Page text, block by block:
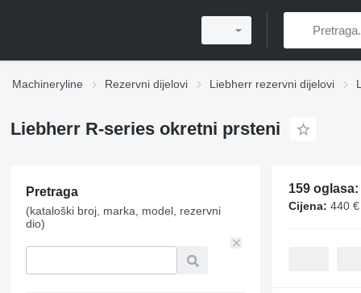
Machineryline Rezervni dijelovi Liebherr rezervni dijelovi
Liebherr R-series okretni prsteni
Pretraga
(kataloški broj, marka, model, rezervni
dio)
159 oglasa:
Cijena: 440